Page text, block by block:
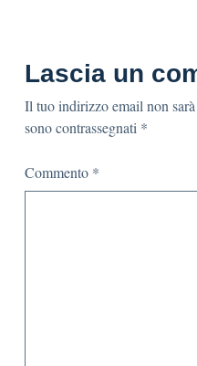
Lascia un
Il tuo indirizzo email non
sono contrassegnati *
Commento *